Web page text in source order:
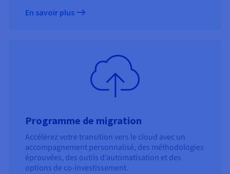
En savoir plus
Programme de migration
Accélérez votre transition vers le cloud avec un
accompagnement personnalisé, des méthodologies
éprouvées, des outils d’automatisation et des
options de co-investissement.